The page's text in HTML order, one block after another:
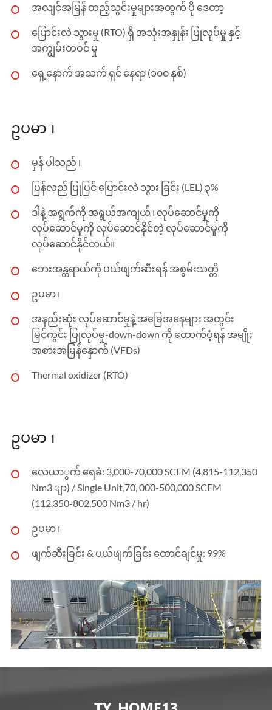
အလျင်အမြန် ထည့်သွင်းမှုများအတွက် ပို ဒေတာ့
ပြောင်းလဲ သွားမှု (RTO) ရှိ အသုံးအနှုန်း ပြုလုပ်မှု နှင့်
အကျွမ်းတဝင် မှု
ရှေ့နောက် အသက် ရှင် နေရာ (၁၀၀ နှစ်)
ဥပမာ ၊
မှန် ပါသည် ၊
ပြန်လည် ပြုပြင် ပြောင်းလဲ သွား ခြင်း (LEL) ၃%
ဒါနဲ့ အရွက်ကို အရွယ်အကျယ် ၊ လုပ်ဆောင်မှုကို
လုပ်ဆောင်မှုကို လုပ်ဆောင်နိုင်တဲ့ လုပ်ဆောင်မှုကို
လုပ်ဆောင်နိုင်တယ်။
ဘေးအန္တရာယ်ကို ပယ်ဖျက်ဆီးရန် အစွမ်းသတ္တိ
ဥပမာ ၊
အနည်းဆုံး လုပ်ဆောင်မှုနဲ့ အခြေအနေများ အတွင်း
မြင်ကွင်း ပြုလုပ်မှု-down-down ကို ထောက်ပံ့ရန် အမျိုး
အစားအမြန်နှောက် (VFDs)
Thermal oxidizer (RTO)
ဥပမာ ၊
လေယာွက် ရေခဲ: 3,000-70,000 SCFM (4,815-112,350
Nm3 ျာ) / Single Unit,70, 000-500,000 SCFM
(112,350-802,500 Nm3 / hr)
ဥပမာ ၊
ဖျက်ဆီးခြင်း & ပယ်ဖျက်ခြင်း ထောင်ချင်မှု: 99%